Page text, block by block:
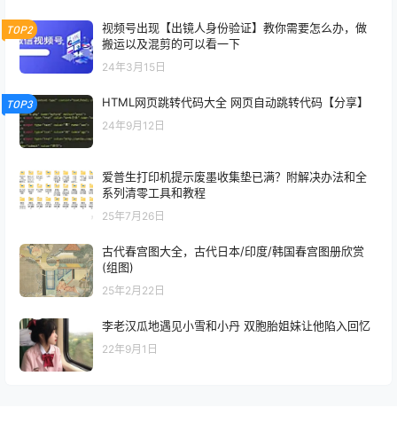
TOP2
视频号出现【出镜人身份验证】教你需要怎么办，做
搬运以及混剪的可以看一下
24年3月15日
TOP3 HTML网页跳转代码大全 网页自动跳转代码【分享】
24年9月12日
爱普生打印机提示废墨收集垫已满？附解决办法和全
系列清零工具和教程
25年7月26日
古代春宫图大全，古代日本/印度/韩国春宫图册欣赏
(组图)
25年2月22日
李老汉瓜地遇见小雪和小丹 双胞胎姐妹让他陷入回忆
22年9月1日